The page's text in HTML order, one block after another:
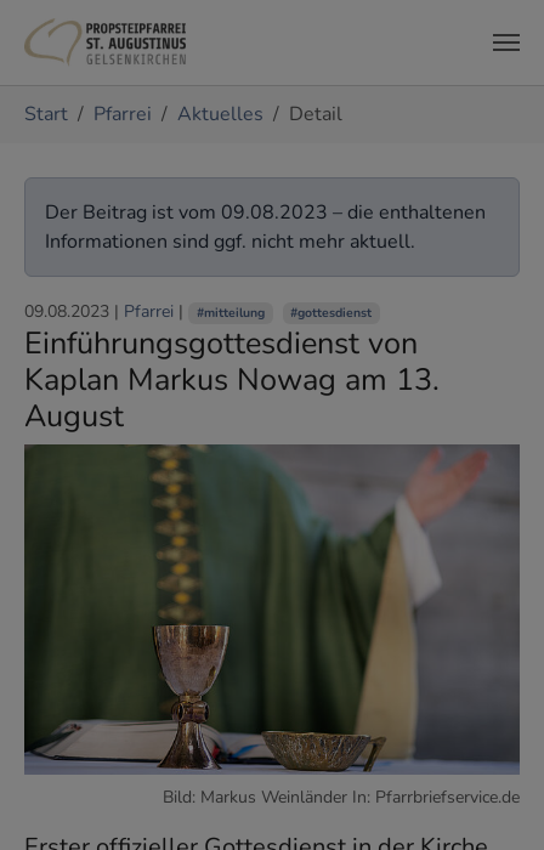
Start Pfarrei Aktuelles Detail
Der Beitrag ist vom 09.08.2023 – die enthaltenen
Informationen sind ggf. nicht mehr aktuell.
09.08.2023 | Pfarrei | #mitteilung #gottesdienst
Einführungsgottesdienst von
Kaplan Markus Nowag am 13.
August
Bild: Markus Weinländer In: Pfarrbriefservice.de